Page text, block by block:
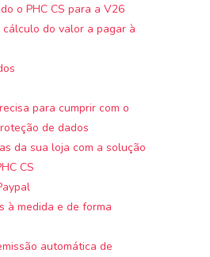
o PHC CS para a V26
do valor a pagar à
para cumprir com o
de dados
da sua loja com a solução
CS
à medida e de forma
automática de